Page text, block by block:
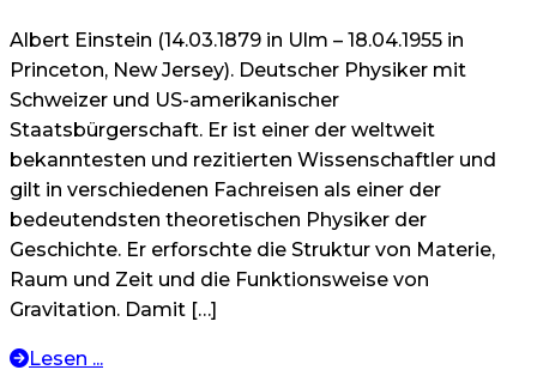
Albert Einstein (14.03.1879 in Ulm – 18.04.1955 in
Princeton, New Jersey). Deutscher Physiker mit
Schweizer und US-amerikanischer
Staatsbürgerschaft. Er ist einer der weltweit
bekanntesten und rezitierten Wissenschaftler und
gilt in verschiedenen Fachreisen als einer der
bedeutendsten theoretischen Physiker der
Geschichte. Er erforschte die Struktur von Materie,
Raum und Zeit und die Funktionsweise von
Gravitation. Damit […]
Lesen ...